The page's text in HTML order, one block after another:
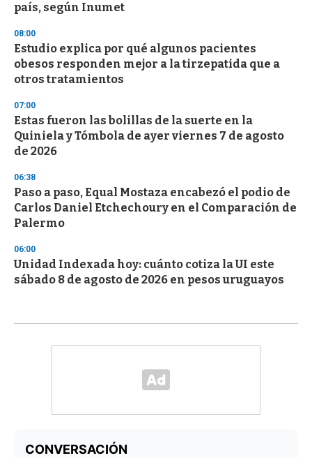
país, según Inumet
08:00
Estudio explica por qué algunos pacientes
obesos responden mejor a la tirzepatida que a
otros tratamientos
07:00
Estas fueron las bolillas de la suerte en la
Quiniela y Tómbola de ayer viernes 7 de agosto
de 2026
06:38
Paso a paso, Equal Mostaza encabezó el podio de
Carlos Daniel Etchechoury en el Comparación de
Palermo
06:00
Unidad Indexada hoy: cuánto cotiza la UI este
sábado 8 de agosto de 2026 en pesos uruguayos